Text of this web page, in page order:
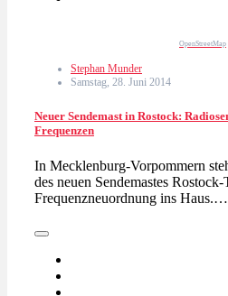
OpenStreetMap
Stephan Munder
Samstag, 28. Juni 2014
Neuer Sendemast in Rostock:
Frequenzen
In Mecklenburg-Vorpommern
des neuen Sendemastes
Frequenzneuordnung ins Haus.…